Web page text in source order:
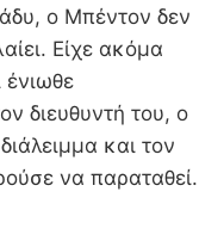
ο Μπέντον δεν
Είχε ακόμα
ένιωθε
διευθυντή του, ο
και τον
να παραταθεί.